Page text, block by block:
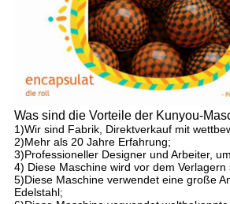
Was sind die Vorteile der Kunyou-
1)Wir sind Fabrik, Direktverkauf mit
2)Mehr als 20 Jahre Erfahrung;
3)Professioneller Designer und Arbeiter,
4) Diese Maschine wird vor dem Verlagern
5)Diese Maschine verwendet eine große
Edelstahl;